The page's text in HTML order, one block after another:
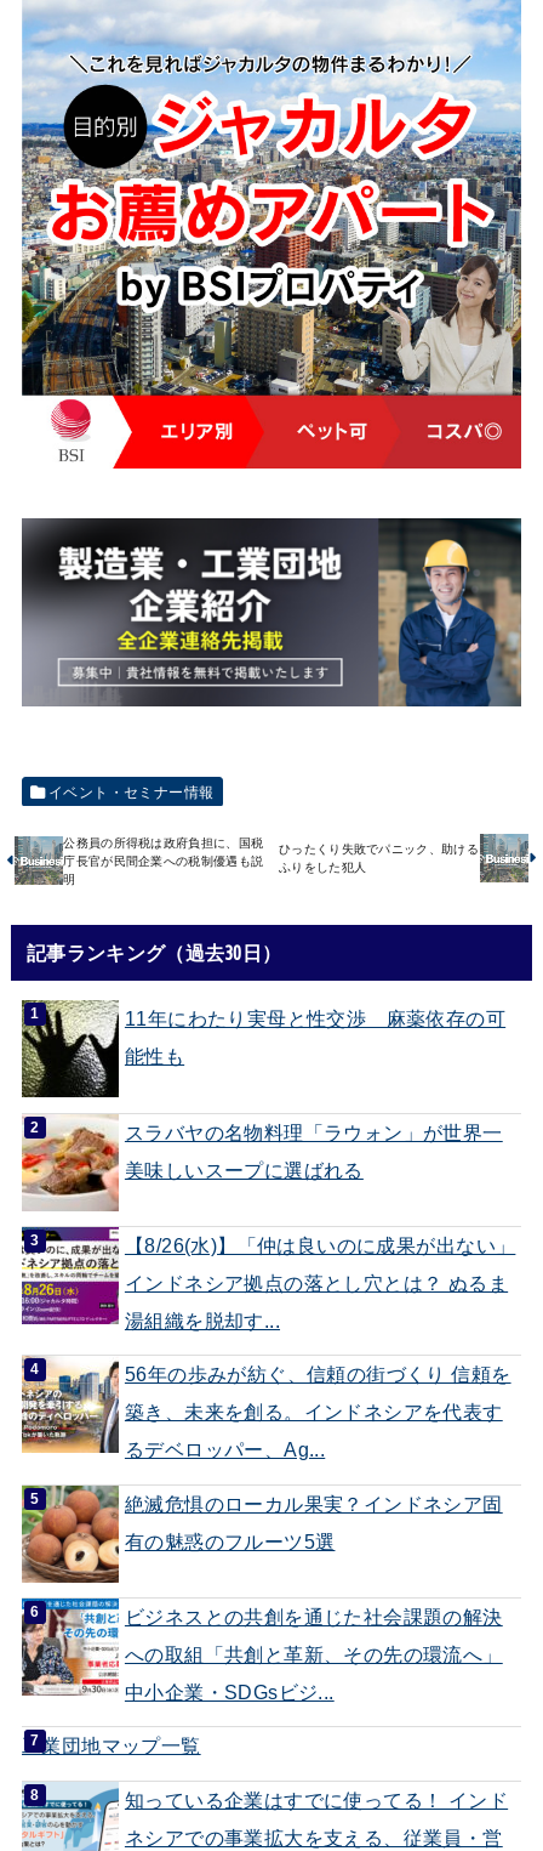
イベント・セミナー情報
公務員の所得税は政府負担に、国税
庁長官が民間企業への税制優遇も説
明
ひったくり失敗でパニック、助ける
ふりをした犯人
記事ランキング（過去30日）
11年にわたり実母と性交渉 麻薬依存の可
能性も
スラバヤの名物料理「ラウォン」が世界一
美味しいスープに選ばれる
【8/26(水)】「仲は良いのに成果が出ない」
インドネシア拠点の落とし穴とは？ ぬるま
湯組織を脱却す...
56年の歩みが紡ぐ、信頼の街づくり 信頼を
築き、未来を創る。インドネシアを代表す
るデベロッパー、Ag...
絶滅危惧のローカル果実？インドネシア固
有の魅惑のフルーツ5選
ビジネスとの共創を通じた社会課題の解決
への取組「共創と革新、その先の環流へ」
中小企業・SDGsビジ...
工業団地マップ一覧
知っている企業はすでに使ってる！ インド
ネシアでの事業拡大を支える、従業員・営